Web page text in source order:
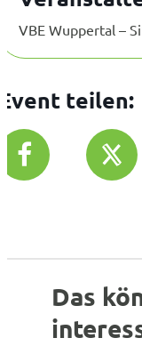
VBE Wuppertal –
teilen:
Das